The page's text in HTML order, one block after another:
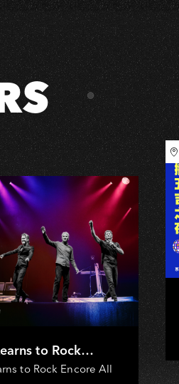
to Rock
to Rock Encore All